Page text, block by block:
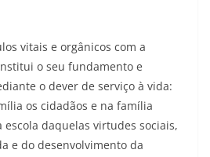
vitais e orgânicos com a
o seu fundamento e
o dever de serviço à vida:
os cidadãos e na família
daquelas virtudes sociais,
e do desenvolvimento da